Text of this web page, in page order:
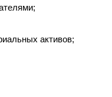
активов;